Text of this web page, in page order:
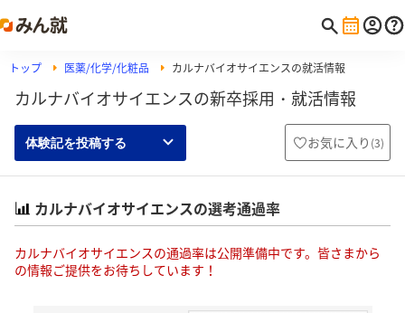
トップ 医薬/化学/化粧品 カルナバイオサイエンスの就活情報
カルナバイオサイエンスの新卒採用・就活情報
体験記を投稿する お気に入り (3)
カルナバイオサイエンスの選考通過率
カルナバイオサイエンスの通過率は公開準備中です。皆さまから
の情報ご提供をお待ちしています！